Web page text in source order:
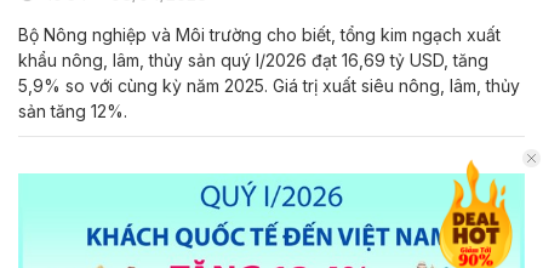
Bộ Nông nghiệp và Môi trường cho biết, tổng kim ngạch xuất
khẩu nông, lâm, thủy sản quý I/2026 đạt 16,69 tỷ USD, tăng
5,9% so với cùng kỳ năm 2025. Giá trị xuất siêu nông, lâm, thủy
sản tăng 12%.